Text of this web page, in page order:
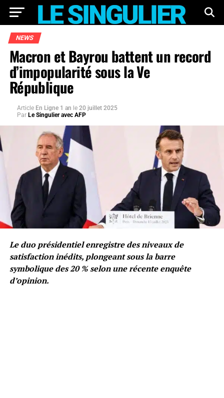
NEWS
Macron et Bayrou battent un record
d’impopularité sous la Ve
République
Article En Ligne 1 an le 20 juillet 2025
Par Le Singulier avec AFP
Le duo présidentiel enregistre des niveaux de
satisfaction inédits, plongeant sous la barre
symbolique des 20 % selon une récente enquête
d’opinion.